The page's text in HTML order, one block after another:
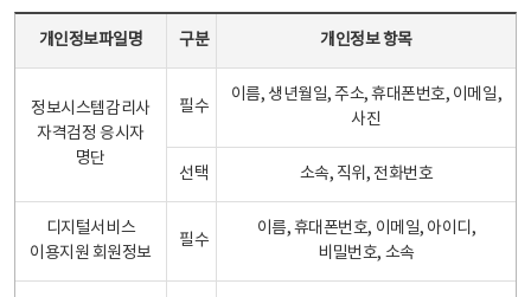
개인정보파일명 구분 개인정보 항목
정보시스템감리사
자격검정 응시자
명단
필수
이름, 생년월일, 주소, 휴대폰번호, 이메일,
사진
선택 소속, 직위, 전화번호
디지털서비스
이용지원 회원정보
필수
이름, 휴대폰번호, 이메일, 아이디,
비밀번호, 소속